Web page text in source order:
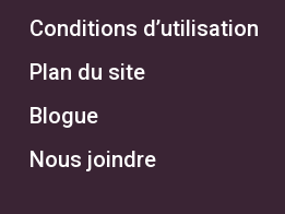
Conditions d’utilisation
Plan du site
Blogue
Nous joindre